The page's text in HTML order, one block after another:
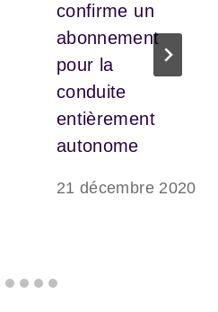
confirme un
abonnement
pour la
conduite
entièrement
autonome
21 décembre 2020